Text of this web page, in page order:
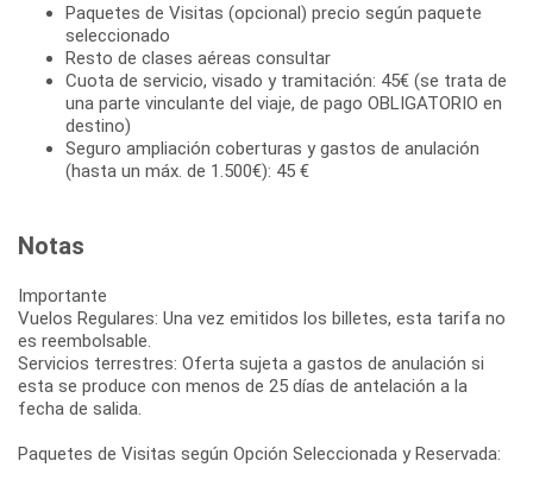
Paquetes de Visitas (opcional) precio según paquete
seleccionado
Resto de clases aéreas consultar
Cuota de servicio, visado y tramitación: 45€ (se trata de
una parte vinculante del viaje, de pago OBLIGATORIO en
destino)
Seguro ampliación coberturas y gastos de anulación
(hasta un máx. de 1.500€): 45 €
Notas
Importante
Vuelos Regulares: Una vez emitidos los billetes, esta tarifa no
es reembolsable.
Servicios terrestres: Oferta sujeta a gastos de anulación si
esta se produce con menos de 25 días de antelación a la
fecha de salida.
Paquetes de Visitas según Opción Seleccionada y Reservada: